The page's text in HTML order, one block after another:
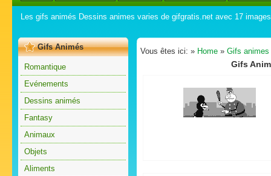
Les gifs animés Dessins animes varies de gifgratis.net avec 17
Gifs Animés
Romantique
Evénements
Dessins animés
Fantasy
Animaux
Objets
Aliments
Vous êtes ici: » Home » Gifs animes
Gifs